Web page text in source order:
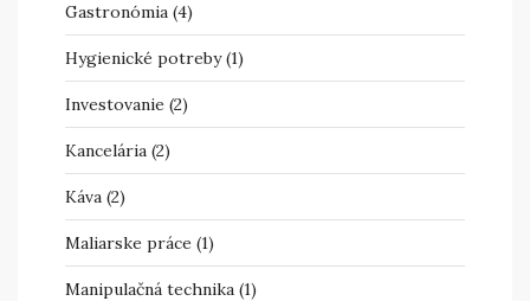
Gastronómia (4)
Hygienické potreby(1)
Investovanie (2)
Kancelária (2)
Káva (2)
Maliarske práce (1)
Manipulačná technika (1)